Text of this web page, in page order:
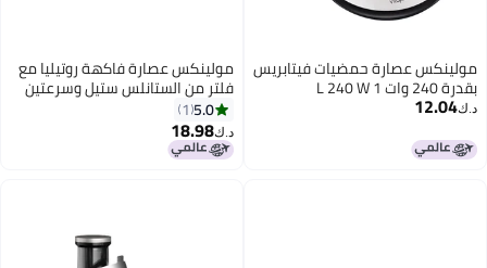
مولينكس عصارة حمضيات فيتابريس
بقدرة 240 وات 1 L 240 W
3045386373574YL متعدد الألوان
د.ك‏12.04
مولينكس عصارة فاكهة روتيليا مع
فلتر من الستانلس ستيل وسرعتين
950 ml 350 W JU370810 أسود5.0
1
د.ك‏18.98